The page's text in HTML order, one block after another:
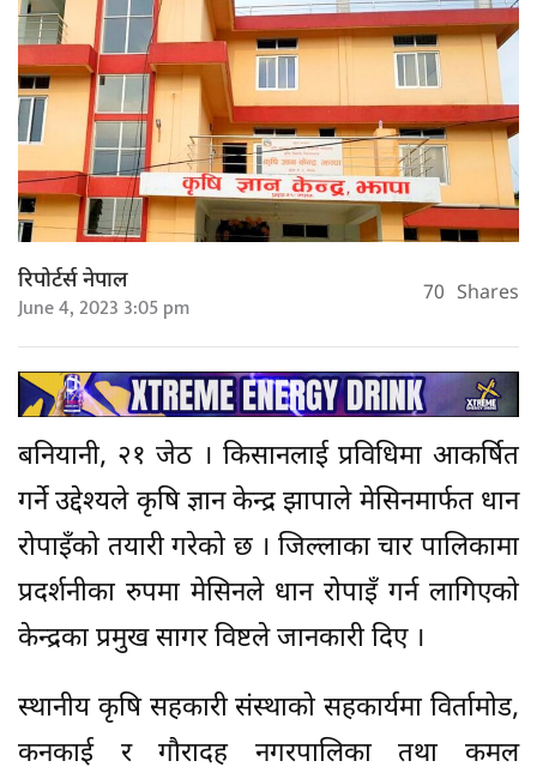
रिपोर्टर्स नेपाल
June 4, 2023 3:05 pm 70 Shares
बनियानी, २१ जेठ । किसानलाई प्रविधिमा आकर्षित
गर्ने उद्देश्यले कृषि ज्ञान केन्द्र झापाले मेसिनमार्फत धान
रोपाइँको तयारी गरेको छ । जिल्लाका चार पालिकामा
प्रदर्शनीका रुपमा मेसिनले धान रोपाइँ गर्न लागिएको
केन्द्रका प्रमुख सागर विष्टले जानकारी दिए ।
स्थानीय कृषि सहकारी संस्थाको सहकार्यमा विर्तामोड,
कनकाई र गौरादह नगरपालिका तथा कमल